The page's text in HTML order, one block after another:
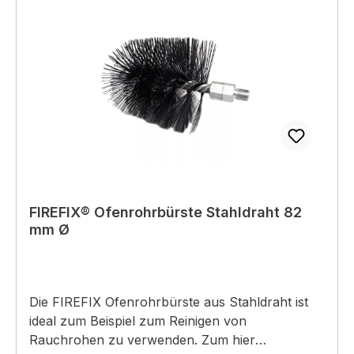
FIREFIX® Ofenrohrbürste Stahldraht 82
mm Ø
Die FIREFIX Ofenrohrbürste aus Stahldraht ist
ideal zum Beispiel zum Reinigen von
Rauchrohen zu verwenden. Zum hier